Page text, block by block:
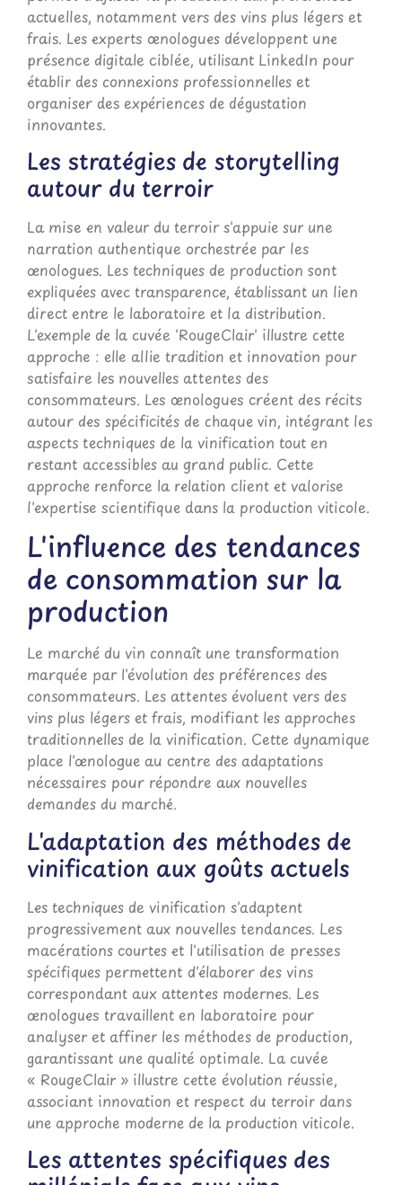
actuelles, notamment vers des vins plus légers et
frais. Les experts œnologues développent une
présence digitale ciblée, utilisant LinkedIn pour
établir des connexions professionnelles et
organiser des expériences de dégustation
innovantes.
Les stratégies de storytelling
autour du terroir
La mise en valeur du terroir s'appuie sur une
narration authentique orchestrée par les
œnologues. Les techniques de production sont
expliquées avec transparence, établissant un lien
direct entre le laboratoire et la distribution.
L'exemple de la cuvée 'RougeClair' illustre cette
approche : elle allie tradition et innovation pour
satisfaire les nouvelles attentes des
consommateurs. Les œnologues créent des récits
autour des spécificités de chaque vin, intégrant les
aspects techniques de la vinification tout en
restant accessibles au grand public. Cette
approche renforce la relation client et valorise
l'expertise scientifique dans la production viticole.
L'influence des tendances
de consommation sur la
production
Le marché du vin connaît une transformation
marquée par l'évolution des préférences des
consommateurs. Les attentes évoluent vers des
vins plus légers et frais, modifiant les approches
traditionnelles de la vinification. Cette dynamique
place l'œnologue au centre des adaptations
nécessaires pour répondre aux nouvelles
demandes du marché.
L'adaptation des méthodes de
vinification aux goûts actuels
Les techniques de vinification s'adaptent
progressivement aux nouvelles tendances. Les
macérations courtes et l'utilisation de presses
spécifiques permettent d'élaborer des vins
correspondant aux attentes modernes. Les
œnologues travaillent en laboratoire pour
analyser et affiner les méthodes de production,
garantissant une qualité optimale. La cuvée
« RougeClair » illustre cette évolution réussie,
associant innovation et respect du terroir dans
une approche moderne de la production viticole.
Les attentes spécifiques des